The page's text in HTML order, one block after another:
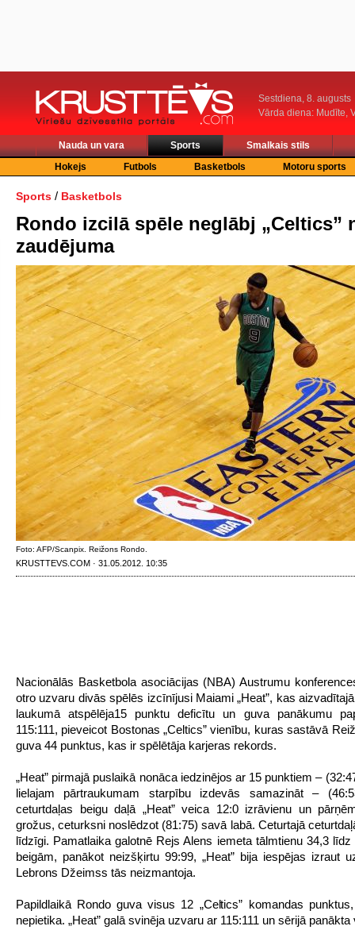
Sestdiena, 8. augusts
Vārda diena: Mudīte,
Nauda un vara Sports
Smalkais stils
Hokejs
Futbols Basketbols Motoru sports
Sports / Basketbols
Rondo izcilā spēle neglābj „Celtics”
zaudējuma
Foto: AFP/Scanpix. Reižons Rondo.
KRUSTTEVS.COM · 31.05.2012. 10:35
Nacionālās Basketbola asociācijas (NBA) Austrumu
otro uzvaru divās spēlēs izcīnījusi Maiami „Heat”, kas
laukumā atspēlēja15 punktu deficītu un guva panākumu
115:111, pieveicot Bostonas „Celtics” vienību, kuras sastāvā
guva 44 punktus, kas ir spēlētāja karjeras rekords.
„Heat” pirmajā puslaikā nonāca iedzinējos ar 15 punktiem –
lielajam pārtraukumam starpību izdevās samazināt –
ceturtdaļas beigu daļā „Heat” veica 12:0 izrāvienu un
grožus, ceturksni noslēdzot (81:75) savā labā. Ceturtajā
līdzīgi. Pamatlaika galotnē Rejs Alens iemeta tālmtienu 34,3 līdz
beigām, panākot neizšķirtu 99:99, „Heat” bija iespējas izraut
Lebrons Džeimss tās neizmantoja.
Papildlaikā Rondo guva visus 12 „Celtics” komandas
nepietika. „Heat” galā svinēja uzvaru ar 115:111 un sērijā